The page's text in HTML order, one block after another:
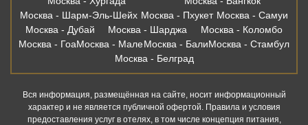
Москва - Шарм-Эль-Шейх Москва - Пхукет Москва - Самуи
Москва - Дубай
Москва - Шарджа
Москва - Коломбо
Москва - ГоаМосква - МалеМосква - БалиМосква - Стамбул
Москва - Белград
Вся информация, размещённая на сайте, носит информационный
характер и не является публичной офертой. Правила и условия
предоставления услуг в отелях, в том числе концепция питания,